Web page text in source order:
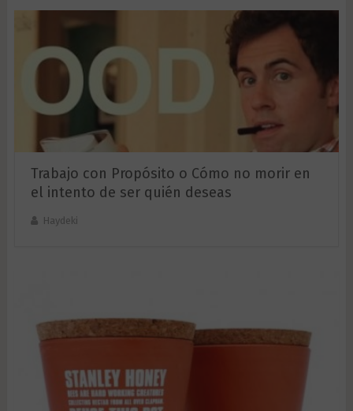
Trabajo con Propósito o Cómo no morir en
el intento de ser quién deseas
Haydeki